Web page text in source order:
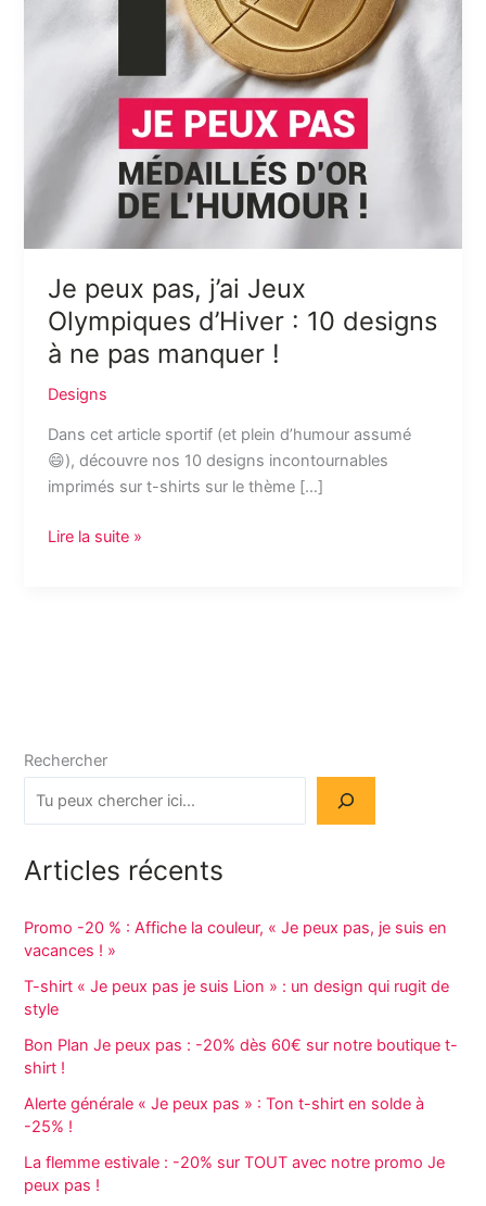
Je peux pas, j’ai Jeux
Olympiques d’Hiver : 10 designs
à ne pas manquer !
Designs
Dans cet article sportif (et plein d’humour assumé
😄), découvre nos 10 designs incontournables
imprimés sur t-shirts sur le thème […]
pas
manquer
Lire la suite »
Rechercher
Articles récents
Promo -20 % : Affiche la couleur, « Je peux pas, je suis en
vacances ! »
T-shirt « Je peux pas je suis Lion » : un design qui rugit de
style
Bon Plan Je peux pas : -20% dès 60€ sur notre boutique t-
shirt !
Alerte générale « Je peux pas » : Ton t-shirt en solde à
-25% !
La flemme estivale : -20% sur TOUT avec notre promo Je
peux pas !